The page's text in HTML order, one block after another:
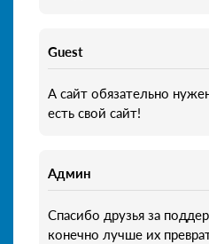
Guest
А сайт обязательно
есть свой сайт!
Админ
Спасибо друзья за
конечно лучше их